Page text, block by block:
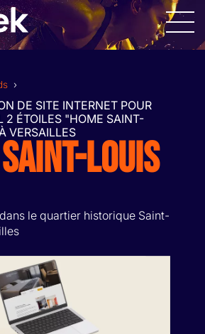
DESIGN GRAPHIQUE
MOBILES
RÉALISATION VIDÉOS
›
DE SITE INTERNET POUR
2 ÉTOILES "HOME SAINT-
VERSAILLES
LOUIS
le quartier historique Saint-